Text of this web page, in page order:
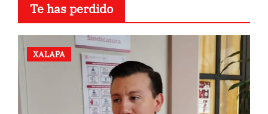
Te has perdido
XALAPA